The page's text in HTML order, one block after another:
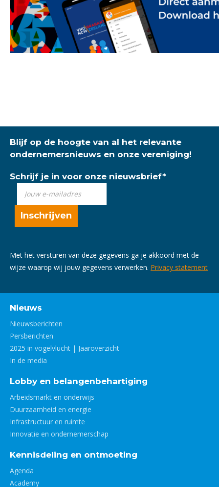
Blijf op de hoogte van al het relevante
ondernemersnieuws en onze vereniging!
Schrijf je in voor onze nieuwsbrief*
Met het versturen van deze gegevens ga je akkoord met de
wijze waarop wij jouw gegevens verwerken. Privacy statement
Nieuws
Nieuwsberichten
Persberichten
2025 in vogelvlucht | Jaaroverzicht
In de media
Lobby en belangenbehartiging
Arbeidsmarkt en onderwijs
Duurzaamheid en energie
Infrastructuur en ruimte
Innovatie en ondernemerschap
Kennisdeling en ontmoeting
Agenda
Academy